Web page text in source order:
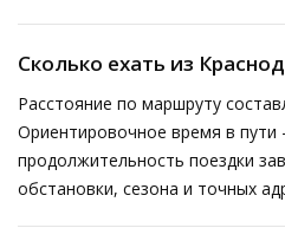
Сколько ехать из
Расстояние по маршруту
Ориентировочное время в пути
продолжительность поездки
обстановки, сезона и точных